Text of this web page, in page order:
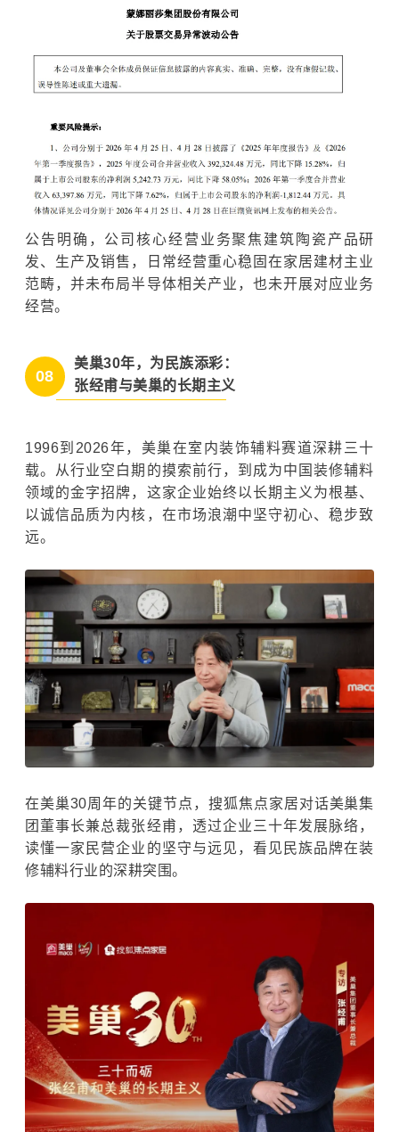
公告明确，公司核心经营业务聚焦建筑陶瓷产品研
发、生产及销售，日常经营重心稳固在家居建材主业
范畴，并未布局半导体相关产业，也未开展对应业务
经营。
08
美巢30年，为民族添彩：
张经甫与美巢的长期主义
1996到2026年，美巢在室内装饰辅料赛道深耕三十
载。从行业空白期的摸索前行，到成为中国装修辅料
领域的金字招牌，这家企业始终以长期主义为根基、
以诚信品质为内核，在市场浪潮中坚守初心、稳步致
远。
在美巢30周年的关键节点，搜狐焦点家居对话美巢集
团董事长兼总裁张经甫，透过企业三十年发展脉络，
读懂一家民营企业的坚守与远见，看见民族品牌在装
修辅料行业的深耕突围。